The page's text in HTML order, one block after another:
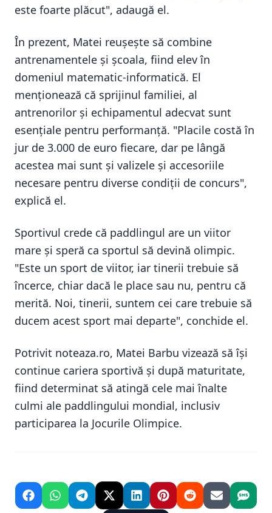
este foarte plăcut", adaugă el.
În prezent, Matei reușește să combine
antrenamentele și școala, fiind elev în
domeniul matematic-informatică. El
menționează că sprijinul familiei, al
antrenorilor și echipamentul adecvat sunt
esențiale pentru performanță. "Placile costă în
jur de 3.000 de euro fiecare, dar pe lângă
acestea mai sunt și valizele și accesoriile
necesare pentru diverse condiții de concurs",
explică el.
Sportivul crede că paddlingul are un viitor
mare și speră ca sportul să devină olimpic.
"Este un sport de viitor, iar tinerii trebuie să
încerce, chiar dacă le place sau nu, pentru că
merită. Noi, tinerii, suntem cei care trebuie să
ducem acest sport mai departe", conchide el.
Potrivit noteaza.ro, Matei Barbu vizează să își
continue cariera sportivă și după maturitate,
fiind determinat să atingă cele mai înalte
culmi ale paddlingului mondial, inclusiv
participarea la Jocurile Olimpice.